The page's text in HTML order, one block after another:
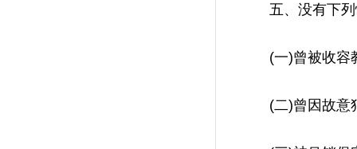
五、没有下列
(一)曾被收容教
(二)曾因故意